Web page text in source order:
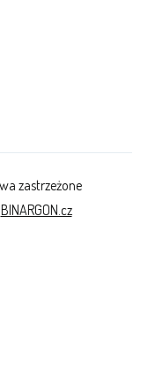
zastrzeżone
BINARGON.cz